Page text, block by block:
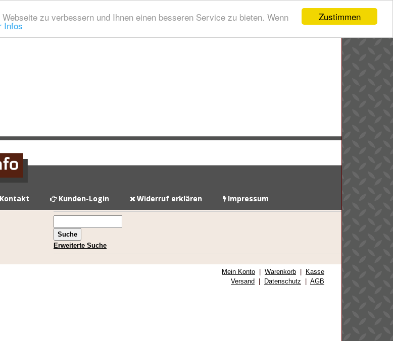
Zustimmen
zu verbessern und Ihnen einen besseren Service zu bieten. Wenn
Infos
Kontakt Kunden-Login Widerruf erklären Impressum
Erweiterte Suche
Mein Konto Warenkorb
Kasse
Versand
Datenschutz AGB